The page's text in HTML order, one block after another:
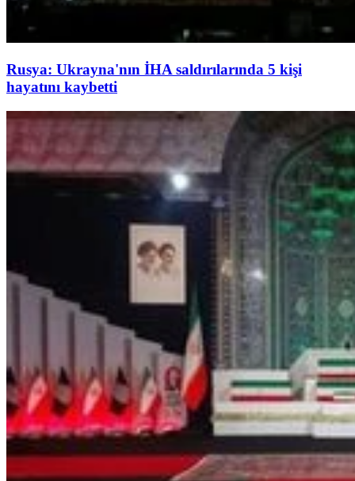
Rusya: Ukrayna'nın İHA saldırılarında 5 kişi
hayatını kaybetti